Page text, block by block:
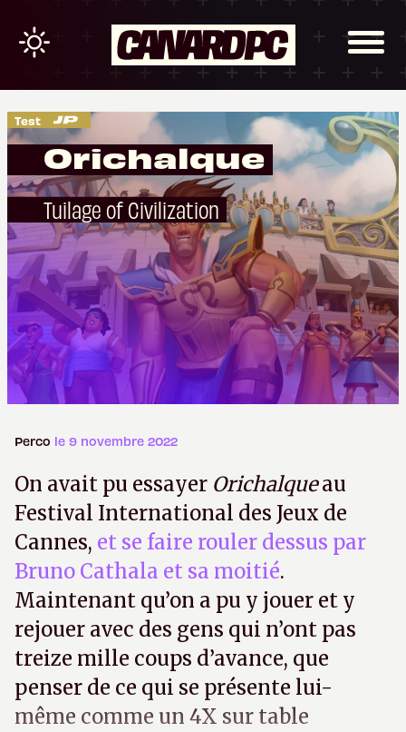
Test
Orichalque
Tuilage of Civilization
Perco le 9 novembre 2022
On avait pu essayer Orichalqueau
Festival International des Jeux de
Cannes, et se faire rouler dessus par
Bruno Cathala et sa moitié.
Maintenant qu’on a pu y jouer et y
rejouer avec des gens qui n’ont pas
treize mille coups d’avance, que
penser de ce qui se présente lui-
même comme un 4X sur table